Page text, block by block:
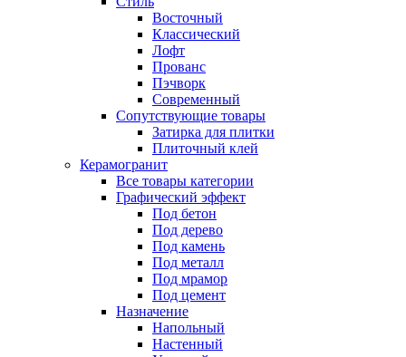
Восточный
Классический
Лофт
Прованс
Пэчворк
Современный
Сопутствующие товары
Затирка для плитки
Плиточный клей
Керамогранит
Все товары категории
Графический эффект
Под бетон
Под дерево
Под камень
Под металл
Под мрамор
Под цемент
Назначение
Напольный
Настенный